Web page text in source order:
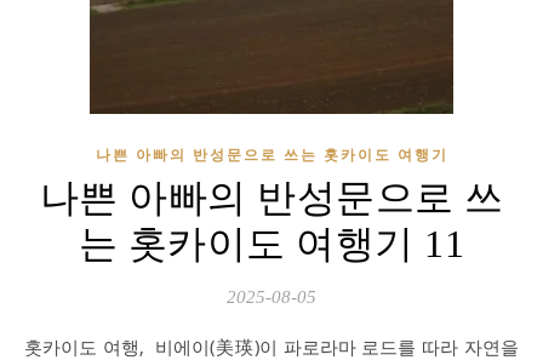
나쁜 아빠의 반성문으로 쓰는 홋카이도 여행기
나쁜 아빠의 반성문으로 쓰
는 홋카이도 여행기 11
2025-08-05
홋카이도 여행, 비에이(美瑛)이 파로라마 로드를 따라 자연을